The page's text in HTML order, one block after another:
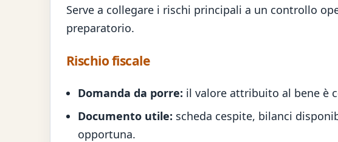
Serve a collegare i rischi principali a un controllo
preparatorio.
Rischio fiscale
Domanda da porre: il valore attribuito al bene è
Documento utile: scheda cespite, bilanci
opportuna.